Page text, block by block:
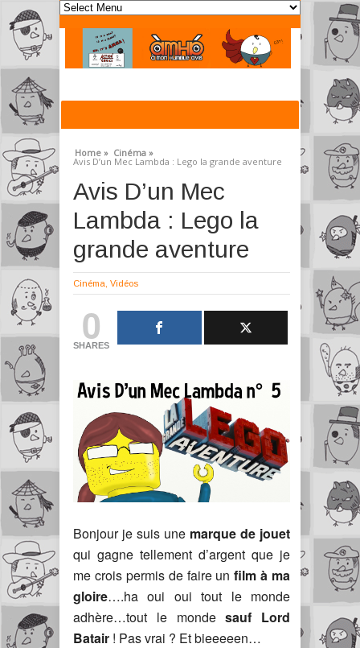
Home » Cinéma »
Avis D’un Mec Lambda : Lego la grande aventure
Avis D’un Mec
Lambda : Lego la
grande aventure
Cinéma Vidéos
0
SHARES
Bonjour je suis une marque de jouet
qui gagne tellement d’argent que je
me crois permis de faire unfilm à ma
gloire….ha oui oui tout le monde
adhère…tout le mondesauf Lord
Batair ! Pas vrai ? Et bieeeeen…